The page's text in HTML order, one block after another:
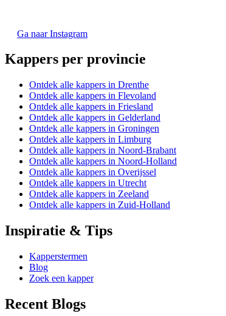
Ga naar Instagram
Kappers per provincie
Ontdek alle kappers in Drenthe
Ontdek alle kappers in Flevoland
Ontdek alle kappers in Friesland
Ontdek alle kappers in Gelderland
Ontdek alle kappers in Groningen
Ontdek alle kappers in Limburg
Ontdek alle kappers in Noord-Brabant
Ontdek alle kappers in Noord-Holland
Ontdek alle kappers in Overijssel
Ontdek alle kappers in Utrecht
Ontdek alle kappers in Zeeland
Ontdek alle kappers in Zuid-Holland
Inspiratie & Tips
Kapperstermen
Blog
Zoek een kapper
Recent Blogs